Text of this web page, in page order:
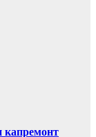
капремонт